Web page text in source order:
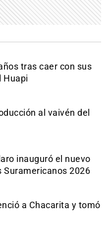
tras caer con sus
Huapi
al vaivén del
inauguró el nuevo
Suramericanos 2026
a Chacarita y tomó